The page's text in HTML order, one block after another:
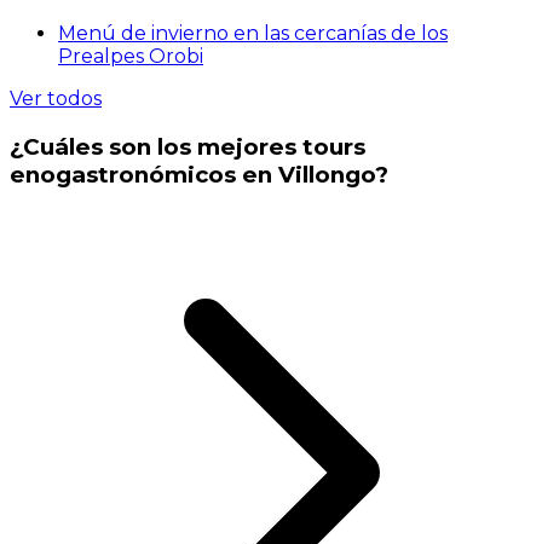
Menú de invierno en las cercanías de los
Prealpes Orobi
Ver todos
¿Cuáles son los mejores tours
enogastronómicos en Villongo?